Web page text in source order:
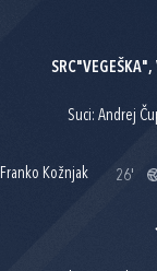
Suci: Andrej
Franko Kožnjak 26'